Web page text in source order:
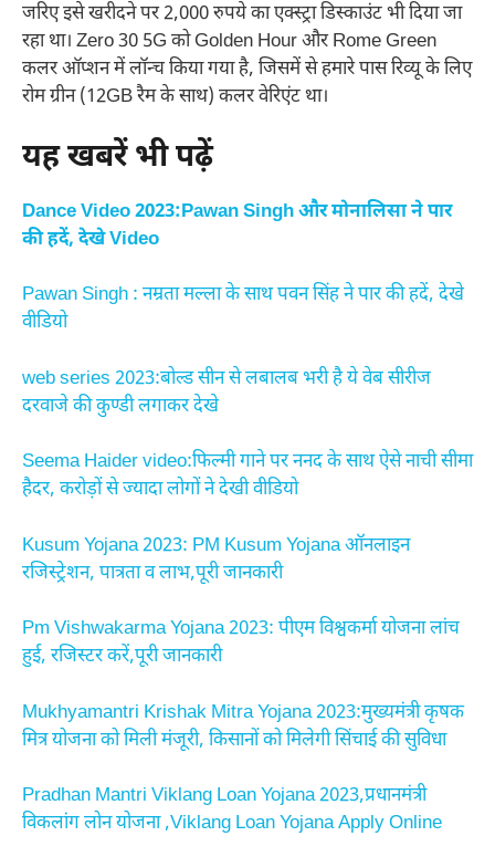
जरिए इसे खरीदने पर 2,000 रुपये का एक्स्ट्रा डिस्काउंट भी दिया जा
रहा था। Zero 30 5G को Golden Hour और Rome Green
कलर ऑप्शन में लॉन्च किया गया है, जिसमें से हमारे पास रिव्यू के लिए
रोम ग्रीन (12GB रैम के साथ) कलर वेरिएंट था।
यह खबरें भी पढ़ें
Dance Video 2023:Pawan Singh और मोनालिसा ने पार
की हदें, देखे Video
Pawan Singh : नम्रता मल्ला के साथ पवन सिंह ने पार की हदें, देखे
वीडियो
web series 2023:बोल्ड सीन से लबालब भरी है ये वेब सीरीज
दरवाजे की कुण्डी लगाकर देखे
Seema Haider video:फिल्मी गाने पर ननद के साथ ऐसे नाची सीमा
हैदर, करोड़ों से ज्यादा लोगों ने देखी वीडियो
Kusum Yojana 2023: PM Kusum Yojana ऑनलाइन
रजिस्ट्रेशन, पात्रता व लाभ,पूरी जानकारी
Pm Vishwakarma Yojana 2023: पीएम विश्वकर्मा योजना लांच
हुई, रजिस्टर करें,पूरी जानकारी
Mukhyamantri Krishak Mitra Yojana 2023:मुख्यमंत्री कृषक
मित्र योजना को मिली मंजूरी, किसानों को मिलेगी सिंचाई की सुविधा
Pradhan Mantri Viklang Loan Yojana 2023,प्रधानमंत्री
विकलांग लोन योजना ,Viklang Loan Yojana Apply Online